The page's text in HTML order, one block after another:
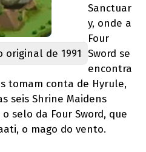
original de 1991
Sanctuar
y, onde a
Four
Sword se
encontra
tomam conta de Hyrule,
seis Shrine Maidens
selo da Four Sword, que
o mago do vento.